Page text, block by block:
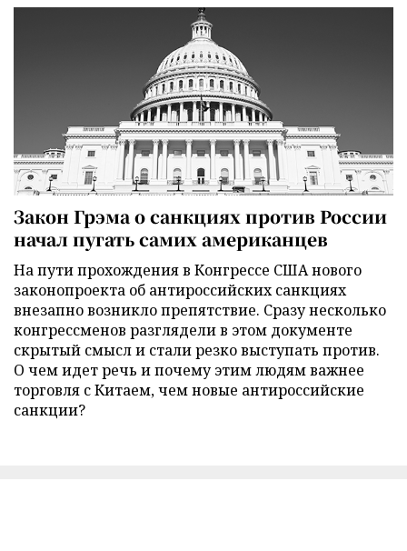
Закон Грэма о санкциях против России
начал пугать самих американцев
На пути прохождения в Конгрессе США нового
законопроекта об антироссийских санкциях
внезапно возникло препятствие. Сразу несколько
конгрессменов разглядели в этом документе
скрытый смысл и стали резко выступать против.
О чем идет речь и почему этим людям важнее
торговля с Китаем, чем новые антироссийские
санкции?